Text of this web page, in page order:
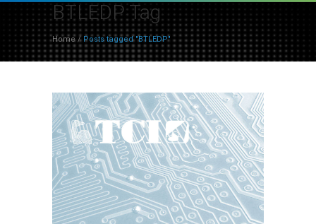
BTLEDP Tag
Home/ Posts tagged "BTLEDP"